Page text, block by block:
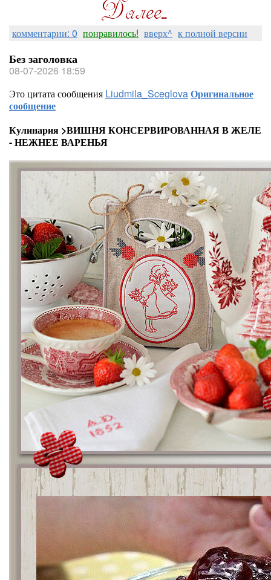
комментарии: 0 понравилось! вверх^ к полной версии
Без заголовка
08-07-2026 18:59
Это цитата сообщения Liudmila_SceglovaОригинальное
сообщение
Кулинария >ВИШНЯ КОНСЕРВИРОВАННАЯ В ЖЕЛЕ
- НЕЖНЕЕ ВАРЕНЬЯ